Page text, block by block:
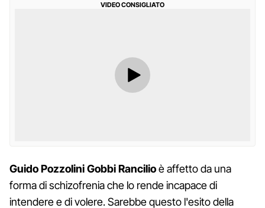
VIDEO CONSIGLIATO
Guido Pozzolini Gobbi Rancilioè affetto da una
forma di schizofrenia che lo rende incapace di
intendere e di volere. Sarebbe questo l'esito della